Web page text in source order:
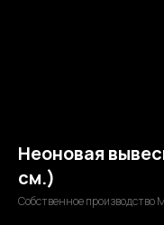
Неоновая
см.)
Собственное производство